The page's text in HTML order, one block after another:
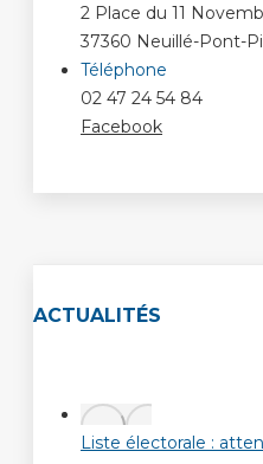
2 Place du 11
37360 Neuillé-Pont-
Téléphone
02 47 24 54 84
Facebook
ACTUALITÉS
Liste électorale :